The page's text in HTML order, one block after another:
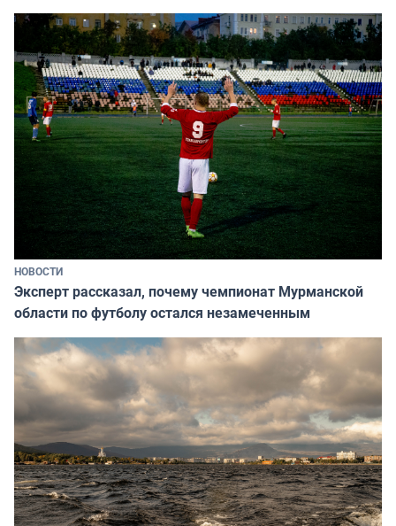
НОВОСТИ
Эксперт рассказал, почему чемпионат Мурманской
области по футболу остался незамеченным